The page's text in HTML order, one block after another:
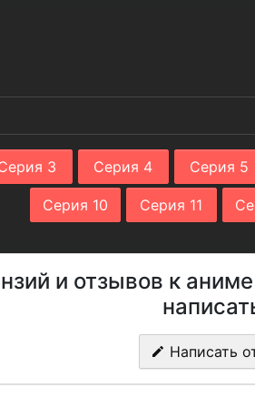
3 Серия 4 Серия 5
Серия 10 Серия 11
и отзывов к
Написать